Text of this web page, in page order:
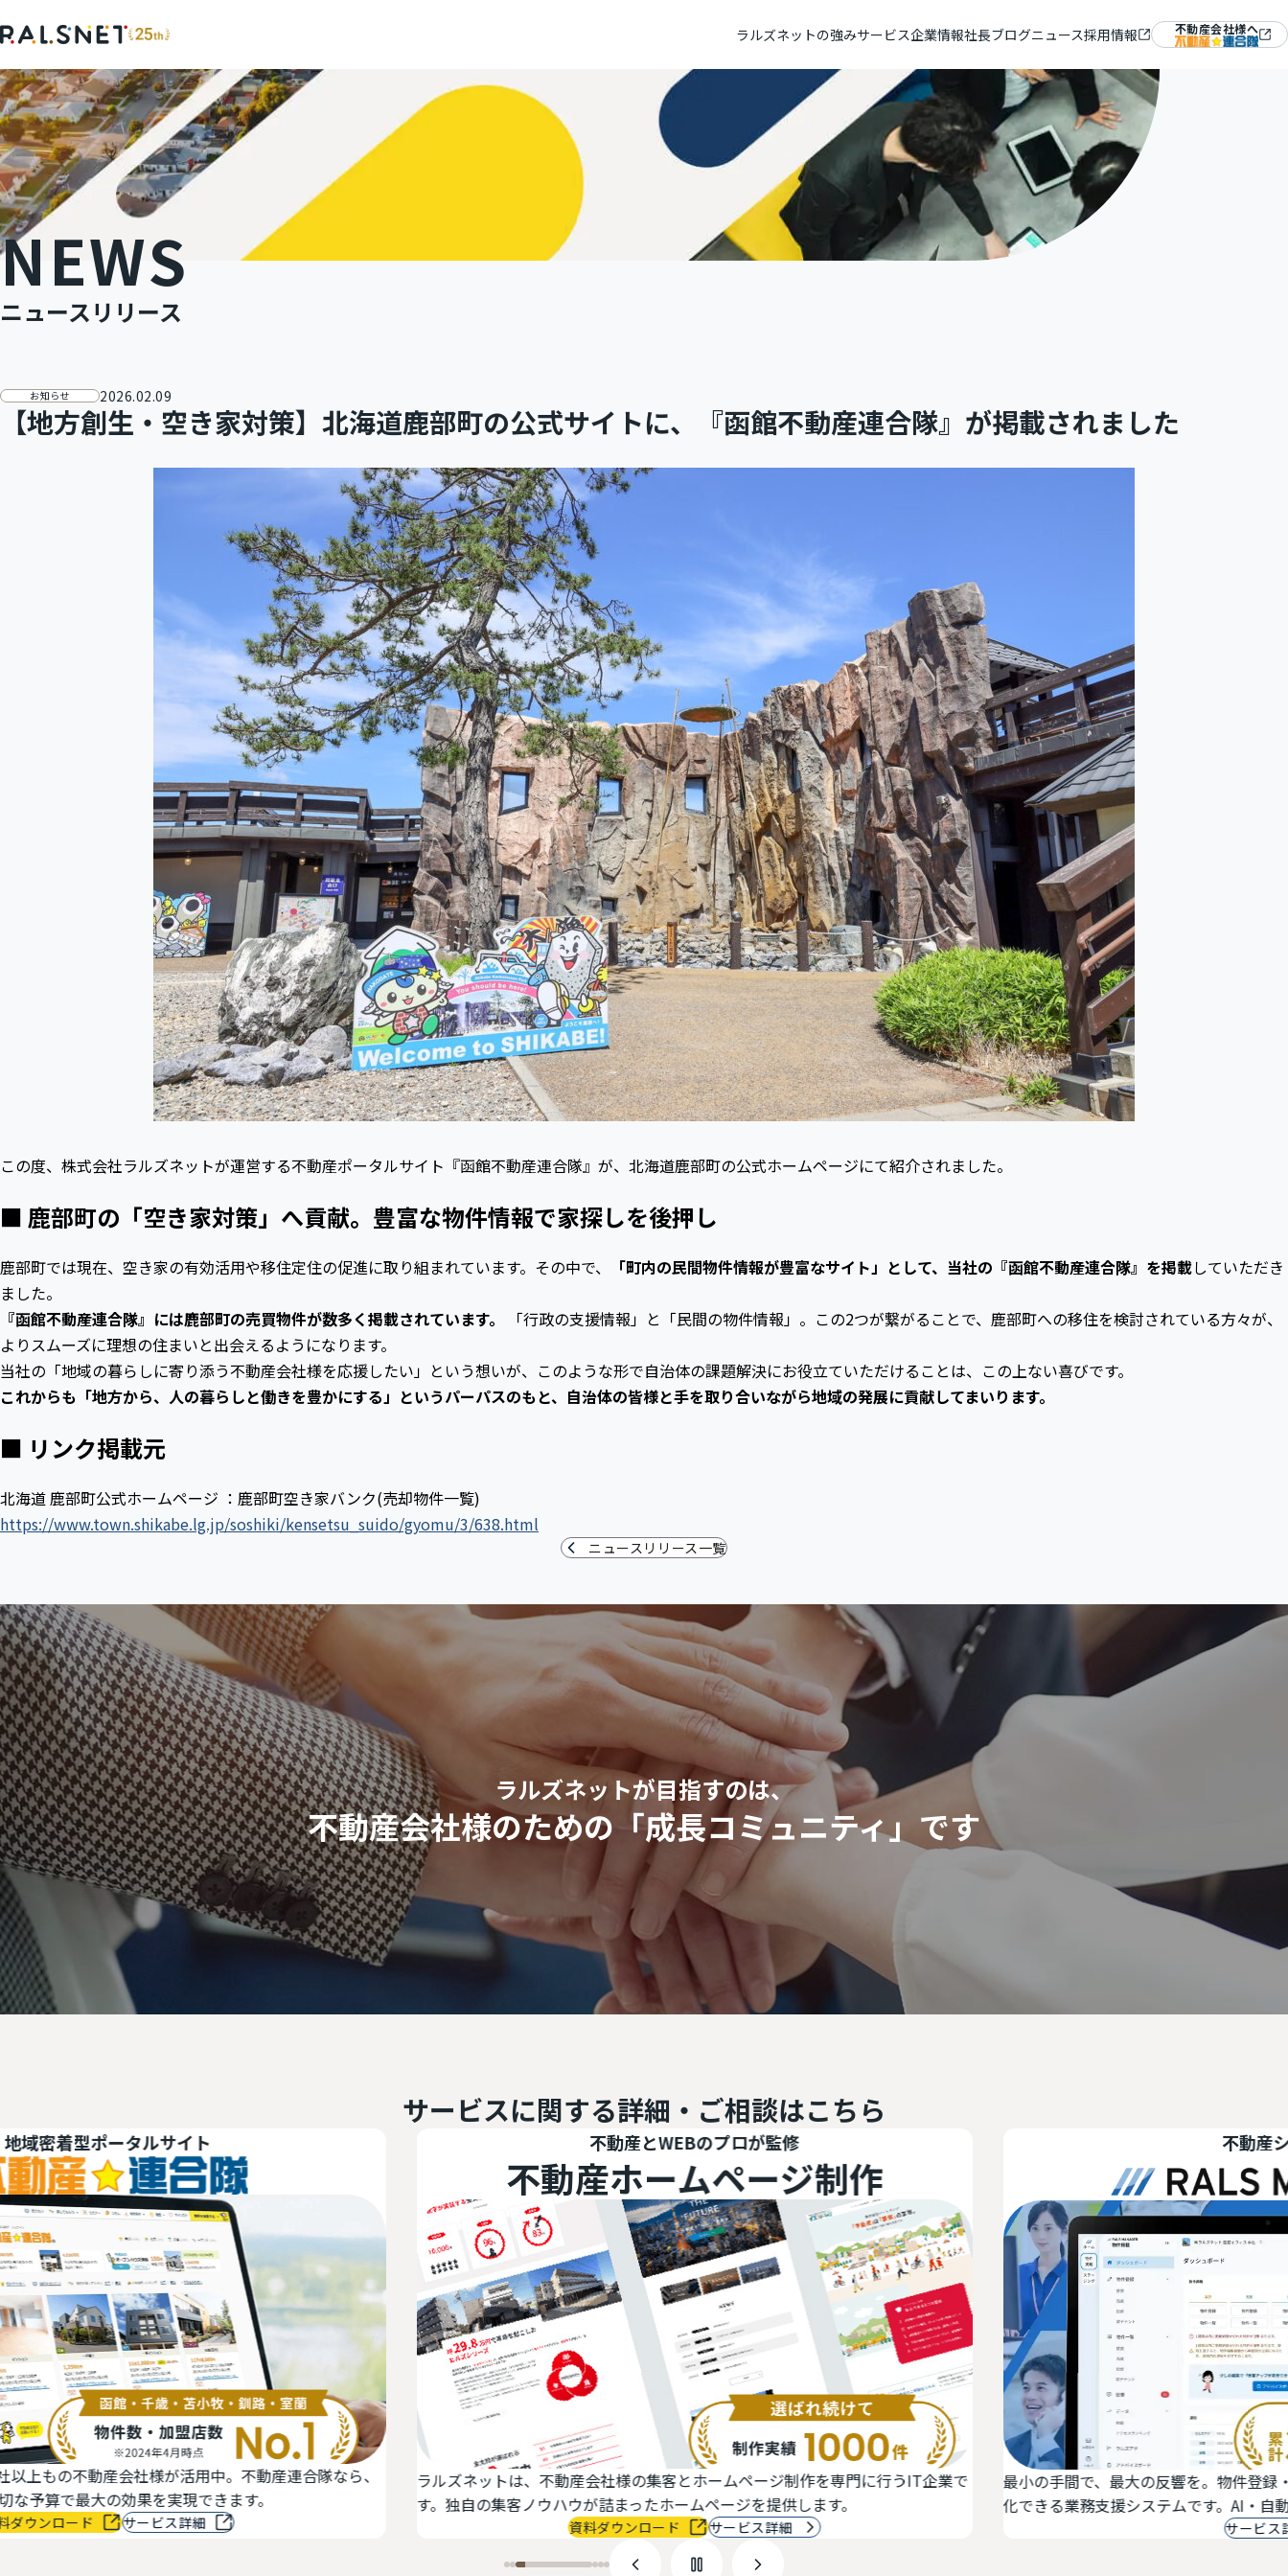
ラルズネットの強みサービス
SERVICE
サービス
ポータルサイト『不動産連合隊』 不動産ホームページ制作 不動産システム『ラルズマネージャー』
企業情報
COMPANY
企業情報
トップメッセージ パーパス＆ミッション
社長ブログニュース採用情報 不動産会社様へ
ニュースリリース
NEWS
お知らせ 2026.02.09
【地方創生・空き家対策】北海道鹿部町の公式サイトに、『函館不動産連合隊』が掲載されました
この度、株式会社ラルズネットが運営する不動産ポータルサイト『函館不動産連合隊』が、北海道鹿部町の公式ホームページにて紹介されました。
■ 鹿部町の「空き家対策」へ貢献。豊富な物件情報で家探しを後押し
鹿部町では現在、空き家の有効活用や移住定住の促進に取り組まれています。その中で、 「町内の民間物件情報が豊富なサイト」として、当社の『函館不動産連合隊』を掲載していただき
ました。
『函館不動産連合隊』には鹿部町の売買物件が数多く掲載されています。
「行政の支援情報」と「民間の物件情報」。この2つが繋がることで、鹿部町への移住を検討されている方々が、
よりスムーズに理想の住まいと出会えるようになります。
当社の「地域の暮らしに寄り添う不動産会社様を応援したい」という想いが、このような形で自治体の課題解決にお役立ていただけることは、この上ない喜びです。
これからも「地方から、人の暮らしと働きを豊かにする」というパーパスのもと、自治体の皆様と手を取り合いながら地域の発展に貢献してまいります。
■ リンク掲載元
北海道 鹿部町公式ホームページ ：鹿部町空き家バンク(売却物件一覧)
https://www.town.shikabe.lg.jp/soshiki/kensetsu_suido/gyomu/3/638.html
ニュースリリース一覧
ラルズネットが目指すのは、
不動産会社様のための 「成長コミュニティ」です
サービスに関する詳細・ご相談はこちら
着型ポータルサイト
不動産会社様が活用中。不動産連合隊なら、
最大の効果を実現できます。
ード サービス詳細
不動産とWEBのプロが監修
不動産ホームページ制作
ラルズネットは、不動産会社様の集客とホームページ制作を専門に行うIT企業で
す。独自の集客ノウハウが詰まったホームページを提供します。
資料ダウンロード サービス詳細
不動産システ
最小の手間で、最大の反響を。物件登録・反響
化できる業務支援システムです。AI・自動アド
サービス詳細